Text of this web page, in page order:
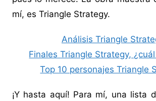
mí, es Triangle Strategy.
Análisis Triangle
Finales Triangle Strategy,
Top 10 personajes Triangle
¡Y hasta aquí! Para mí, una lista